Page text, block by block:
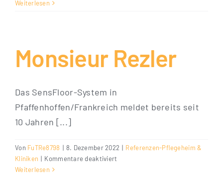
Weiterlesen
Monsieur Rezler
Das SensFloor-System in
Pfaffenhoffen/Frankreich meldet bereits seit
10 Jahren [...]
Von FuTRe8798 | 8. Dezember 2022 | Referenzen-Pflegeheim &
Kliniken | Kommentare deaktiviert
Weiterlesen